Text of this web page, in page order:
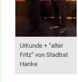
Urkunde + “alter
Fritz” von Stadtrat
Hanke